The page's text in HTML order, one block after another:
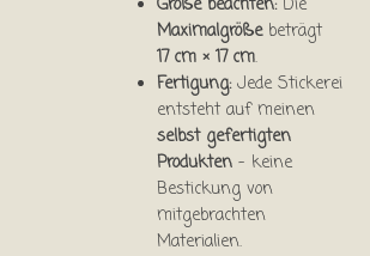
Größe beachten:Die
Maximalgrößebeträgt
17 cm × 17 cm.
Fertigung:Jede Stickerei
entsteht auf meinen
selbst gefertigten
Produkten – keine
Bestickung von
mitgebrachten
Materialien.